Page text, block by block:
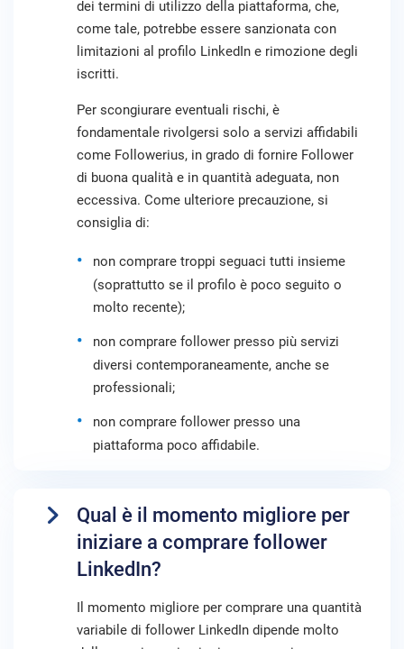
dei termini di utilizzo della piattaforma, che,
come tale, potrebbe essere sanzionata con
limitazioni al profilo LinkedIn e rimozione degli
iscritti.
Per scongiurare eventuali rischi, è
fondamentale rivolgersi solo a servizi affidabili
come Followerius, in grado di fornire Follower
di buona qualità e in quantità adeguata, non
eccessiva. Come ulteriore precauzione, si
consiglia di:
non comprare troppi seguaci tutti insieme
(soprattutto se il profilo è poco seguito o
molto recente);
non comprare follower presso più servizi
diversi contemporaneamente, anche se
professionali;
non comprare follower presso una
piattaforma poco affidabile.
Qual è il momento migliore per
iniziare a comprare follower
LinkedIn?
Il momento migliore per comprare una quantità
variabile di follower LinkedIn dipende molto